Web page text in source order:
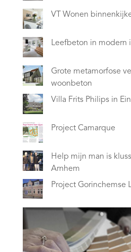
VT Wonen
Leefbeton in modern
Grote metamorfose
woonbeton
Villa Frits Philips in
Project Camarque
Help mijn man is
Arnhem
Project Gorinchemse